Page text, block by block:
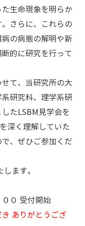
生命現象を明らか
さらに、これらの
の病態の解明や新
的に研究を行って
て、当研究所の大
研究科、理学系研
たLSBM見学会を
深く理解していた
、ぜひご参加くだ
ます。
０ 受付開始
ありがとうござ